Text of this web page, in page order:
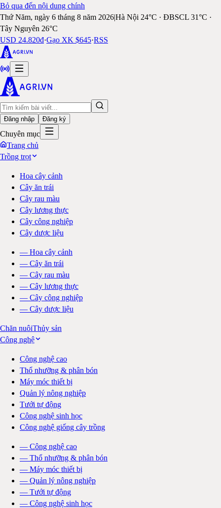
Bỏ qua đến nội dung chính
Thứ Năm, ngày 6 tháng 8 năm 2026|Hà Nội 24°C · ĐBSCL 31°C ·
Tây Nguyên 26°C
USD 24.820đ·Gạo XK $645·RSS
Đăng nhập Đăng ký
Chuyên mục
Trang chủ
Trồng trọt
Hoa cây cảnh
Cây ăn trái
Cây rau màu
Cây lương thực
Cây công nghiệp
Cây dược liệu
— Hoa cây cảnh
— Cây ăn trái
— Cây rau màu
— Cây lương thực
— Cây công nghiệp
— Cây dược liệu
Chăn nuôiThủy sản
Công nghệ
Công nghệ cao
Thổ nhưỡng & phân bón
Máy móc thiết bị
Quản lý nông nghiệp
Tưới tự động
Công nghệ sinh học
Công nghệ giống cây trồng
— Công nghệ cao
— Thổ nhưỡng & phân bón
— Máy móc thiết bị
— Quản lý nông nghiệp
— Tưới tự động
— Công nghệ sinh học